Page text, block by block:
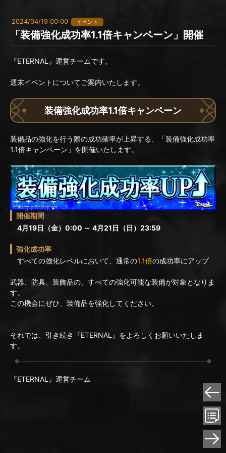
2024/04/19 00:00 イベント
「装備強化成功率1.1倍キャンペーン」開催
『ETERNAL』運営チームです。
週末イベントについてご案内いたします。
装備強化成功率1.1倍キャンペーン
装備品の強化を行う際の成功確率が上昇する、「装備強化成功率
1.1倍キャンペーン」を開催いたします。
開催期間
4月19日（金）0:00 ～ 4月21日（日）23:59
強化成功率
すべての強化レベルにおいて、通常の1.1倍の成功率にアップ
武器、防具、装飾品の、すべての強化可能な装備が対象となりま
す。
この機会にぜひ、装備品を強化してください。
それでは、引き続き『ETERNAL』をよろしくお願いいたしま
す。
『ETERNAL』運営チーム